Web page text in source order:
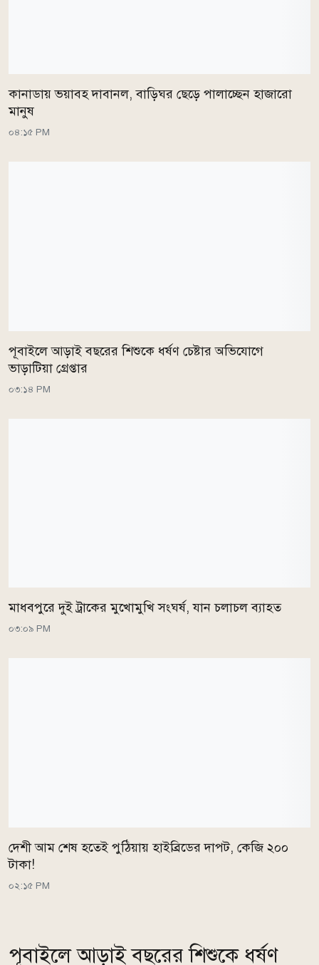
কানাডায় ভয়াবহ দাবানল, বাড়িঘর ছেড়ে পালাচ্ছেন হাজারো
মানুষ
০৪:১৫ PM
পূবাইলে আড়াই বছরের শিশুকে ধর্ষণ চেষ্টার অভিযোগে
ভাড়াটিয়া গ্রেপ্তার
০৩:১৪ PM
মাধবপুরে দুই ট্রাকের মুখোমুখি সংঘর্ষ, যান চলাচল ব্যাহত
০৩:০৯ PM
দেশী আম শেষ হতেই পুঠিয়ায় হাইব্রিডের দাপট, কেজি ২০০
টাকা!
০২:১৫ PM
পূবাইলে আড়াই বছরের শিশুকে ধর্ষণ